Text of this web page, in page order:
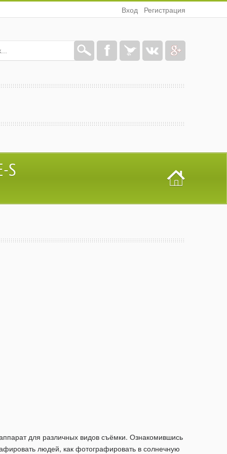
Вход Регистрация
S
для различных видов съёмки. Ознакомившись
людей, как фотографировать в солнечную